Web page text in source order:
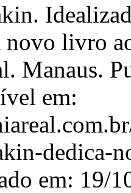
novo livro
Manaus.
em:
dedica-
em: 19/